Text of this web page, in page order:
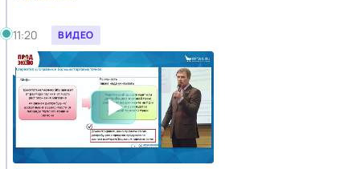
11:20 ВИДЕО